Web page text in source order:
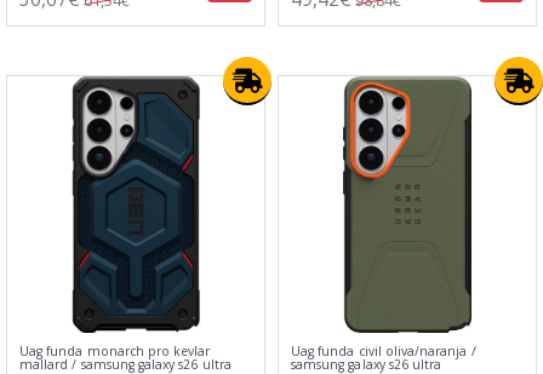
Uag funda monarch pro kevlar
mallard / samsung galaxy s26 ultra
Uag funda civil oliva/naranja /
samsung galaxy s26 ultra